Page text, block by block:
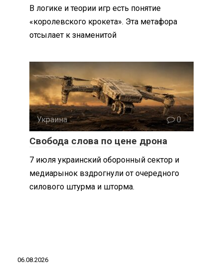
В логике и теории игр есть понятие
«королевского крокета». Эта метафора
отсылает к знаменитой
Украина 0
Свобода слова по цене дрона
7 июля украинский оборонный сектор и
медиарынок вздрогнули от очередного
силового штурма и шторма.
06.08.2026